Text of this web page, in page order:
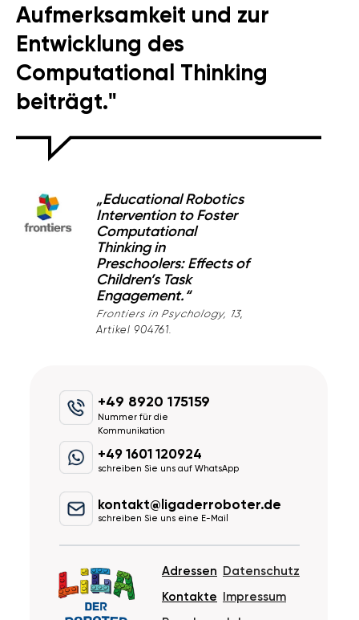
Aufmerksamkeit und zur
Entwicklung des
Computational Thinking
beiträgt."
„Educational Robotics
Intervention to Foster
Computational
Thinking in
Preschoolers: Effects of
Children’s Task
Engagement.“
Frontiers in Psychology, 13,
Artikel 904761.
+49 8920 175159
Nummer für die
Kommunikation
+49 1601 120924
schreiben Sie uns auf WhatsApp
kontakt@ligaderroboter.de
schreiben Sie uns eine E-Mail
Adressen
Kontakte
Datenschutz
Impressum